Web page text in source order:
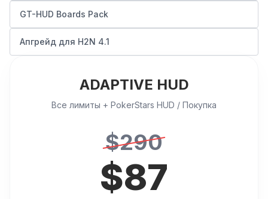
GT-HUD Boards Pack
Апгрейд для H2N 4.1
ADAPTIVE HUD
Все лимиты + PokerStars HUD / Покупка
$290
$87